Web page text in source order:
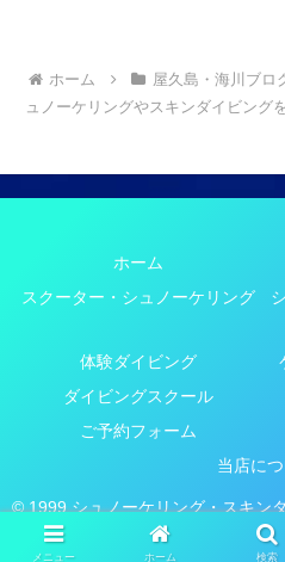
ホーム 屋久島・海川ブロ
ュノーケリングやスキンダイビング
ホーム
スクーター・シュノーケリング
体験ダイビング
ダイビングスクール
ご予約フォーム
当店に
© 1999 シュノーケリング・スキン
スYMS.
メニュー ホーム 検索